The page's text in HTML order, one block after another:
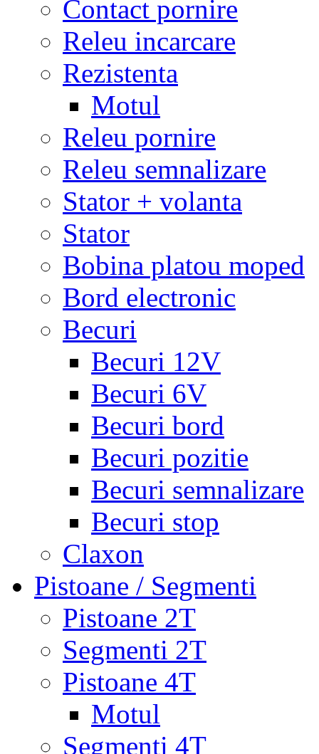
Contact pornire
Releu incarcare
Rezistenta
Motul
Releu pornire
Releu semnalizare
Stator + volanta
Stator
Bobina platou moped
Bord electronic
Becuri
Becuri 12V
Becuri 6V
Becuri bord
Becuri pozitie
Becuri semnalizare
Becuri stop
Claxon
Pistoane / Segmenti
Pistoane 2T
Segmenti 2T
Pistoane 4T
Motul
Segmenti 4T